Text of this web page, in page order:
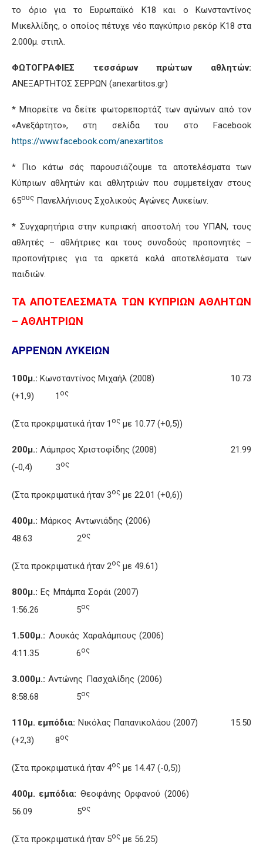
το όριο για το Ευρωπαϊκό Κ18 και ο Κωνσταντίνος
Μικελλίδης, ο οποίος πέτυχε νέο παγκύπριο ρεκόρ Κ18 στα
2.000μ. στιπλ.
ΦΩΤΟΓΡΑΦΙΕΣ τεσσάρων πρώτων αθλητών:
ΑΝΕΞΑΡΤΗΤΟΣ ΣΕΡΡΩΝ (anexartitos.gr)
* Μπορείτε να δείτε φωτορεπορτάζ των αγώνων από τον
«Ανεξάρτητο», στη σελίδα του στο Facebook
https://www.facebook.com/anexartitos
* Πιο κάτω σάς παρουσιάζουμε τα αποτελέσματα των
Κύπριων αθλητών και αθλητριών που συμμετείχαν στους
65ους Πανελλήνιους Σχολικούς Αγώνες Λυκείων.
* Συγχαρητήρια στην κυπριακή αποστολή του ΥΠΑΝ, τους
αθλητές – αθλήτριες και τους συνοδούς προπονητές –
προπονήτριες για τα αρκετά καλά αποτελέσματα των
παιδιών.
ΤΑ ΑΠΟΤΕΛΕΣΜΑΤΑ ΤΩΝ ΚΥΠΡΙΩΝ ΑΘΛΗΤΩΝ
– ΑΘΛΗΤΡΙΩΝ
ΑΡΡΕΝΩΝ ΛΥΚΕΙΩΝ
100μ.: Κωνσταντίνος Μιχαήλ (2008) 10.73
(+1,9) 1 ος
(Στα προκριματικά ήταν 1 ος με 10.77 (+0,5))
200μ.: Λάμπρος Χριστοφίδης (2008) 21.99
(-0,4) 3ος
(Στα προκριματικά ήταν 3ος με 22.01 (+0,6))
400μ.: Μάρκος Αντωνιάδης (2006)
48.63 2ος
(Στα προκριματικά ήταν 2ος με 49.61)
800μ.: Ες Μπάμπα Σοράι (2007)
1:56.26 5ος
1.500μ.: Λουκάς Χαραλάμπους (2006)
4:11.35 6ος
3.000μ.: Αντώνης Πασχαλίδης (2006)
8:58.68 5ος
110μ. εμπόδια: Νικόλας Παπανικολάου (2007) 15.50
(+2,3) 8ος
(Στα προκριματικά ήταν 4ος με 14.47 (-0,5))
400μ. εμπόδια: Θεοφάνης Ορφανού (2006)
56.09 5ος
(Στα προκριματικά ήταν 5ος με 56.25)